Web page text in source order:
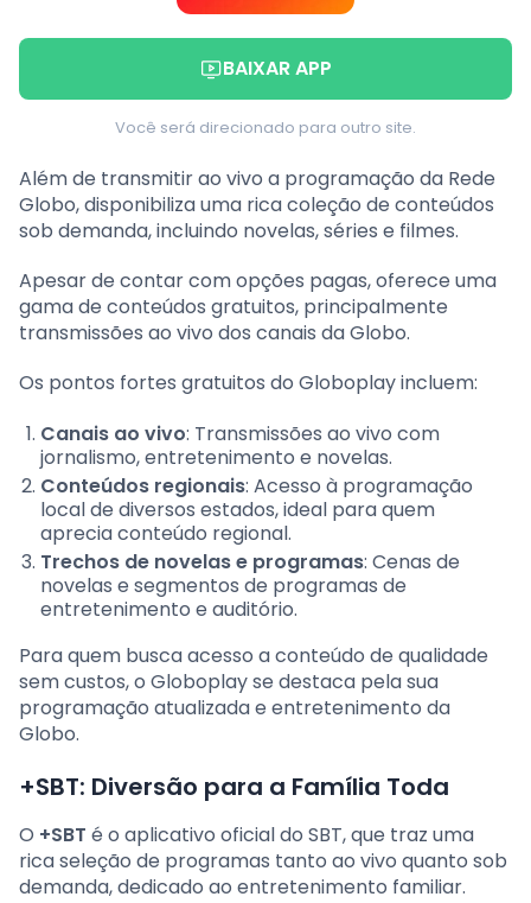
BAIXAR APP
Você será direcionado para outro site.
Além de transmitir ao vivo a programação da Rede
Globo, disponibiliza uma rica coleção de conteúdos
sob demanda, incluindo novelas, séries e filmes.
Apesar de contar com opções pagas, oferece uma
gama de conteúdos gratuitos, principalmente
transmissões ao vivo dos canais da Globo.
Os pontos fortes gratuitos do Globoplay incluem:
Canais ao vivo: Transmissões ao vivo com
jornalismo, entretenimento e novelas.
Conteúdos regionais: Acesso à programação
local de diversos estados, ideal para quem
aprecia conteúdo regional.
Trechos de novelas e programas: Cenas de
novelas e segmentos de programas de
entretenimento e auditório.
Para quem busca acesso a conteúdo de qualidade
sem custos, o Globoplay se destaca pela sua
programação atualizada e entretenimento da
Globo.
+SBT: Diversão para a Família Toda
O +SBT é o aplicativo oficial do SBT, que traz uma
rica seleção de programas tanto ao vivo quanto sob
demanda, dedicado ao entretenimento familiar.